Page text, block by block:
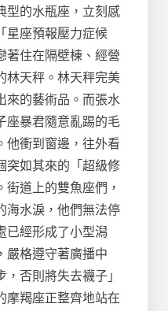
型的水瓶座，立刻感
星座預報壓力症候
著住在隔壁棟、經營
林天秤。林天秤完美
來的藝術品。而張水
座暴君隨意亂踢的毛
他衝到窗邊，往外看
突如其來的「超級修
道上的雙魚座們，
海水淚，他們無法停
已經形成了小型潟
嚴格遵守著廣播中
，否則將失去襪子」
摩羯座正整齊地站在